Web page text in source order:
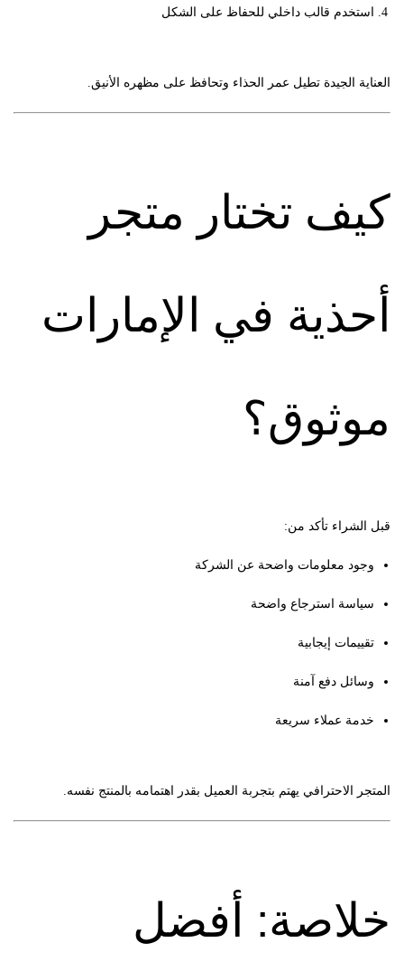
استخدم قالب داخلي للحفاظ على الشكل
العناية الجيدة تطيل عمر الحذاء وتحافظ على مظهره الأنيق.
كيف تختار متجر
أحذية في الإمارات
موثوق؟
قبل الشراء تأكد من:
وجود معلومات واضحة عن الشركة
سياسة استرجاع واضحة
تقييمات إيجابية
وسائل دفع آمنة
خدمة عملاء سريعة
المتجر الاحترافي يهتم بتجربة العميل بقدر اهتمامه بالمنتج نفسه.
خلاصة: أفضل